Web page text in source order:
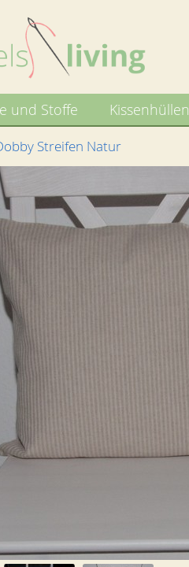
und Stoffe Kissenhüllen
Streifen Natur